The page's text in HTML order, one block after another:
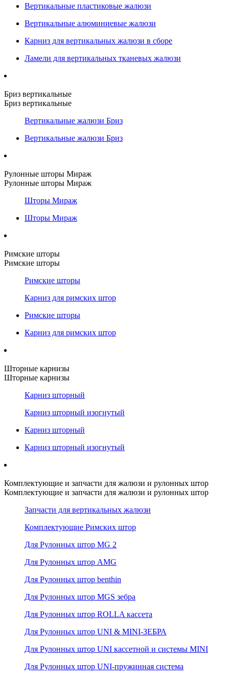
Вертикальные пластиковые жалюзи
Вертикальные алюминиевые жалюзи
Карниз для вертикальных жалюзи в сборе
Ламели для вертикальных тканевых жалюзи
Бриз вертикальные
Бриз вертикальные
Вертикальные жалюзи Бриз
Вертикальные жалюзи Бриз
Рулонные шторы Мираж
Рулонные шторы Мираж
Шторы Мираж
Шторы Мираж
Римские шторы
Римские шторы
Римские шторы
Карниз для римских штор
Римские шторы
Карниз для римских штор
Шторные карнизы
Шторные карнизы
Карниз шторный
Карниз шторный изогнутый
Карниз шторный
Карниз шторный изогнутый
Комплектующие и запчасти для жалюзи и рулонных штор
Комплектующие и запчасти для жалюзи и рулонных штор
Запчасти для вертикальных жалюзи
Комплектующие Римских штор
Для Рулонных штор MG 2
Для Рулонных штор AMG
Для Рулонных штор benthin
Для Рулонных штор MGS зебра
Для Рулонных штор ROLLA кассета
Для Рулонных штор UNI & MINI-ЗЕБРА
Для Рулонных штор UNI кассетной и системы MINI
Для Рулонных штор UNI-пружинная система